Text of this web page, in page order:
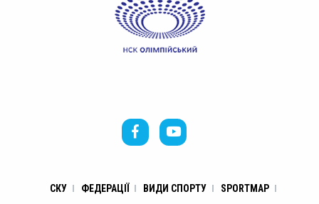
СКУ ФЕДЕРАЦІЇ ВИДИ СПОРТУ SPORTMAP